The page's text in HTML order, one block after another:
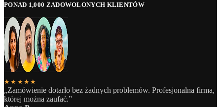
PONAD 1,000 ZADOWOLONYCH KLIENTÓW
★★★★★
„Zamówienie dotarło bez żadnych problemów. Profesjonalna firma,
której można zaufać.”